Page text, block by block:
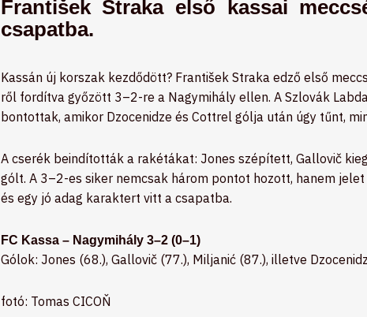
František Straka első kassai
csapatba.
Kassán új korszak kezdődött? František Straka edző első
ről fordítva győzött 3–2-re a Nagymihály ellen. A Szlovák
bontottak, amikor Dzocenidze és Cottrel gólja után úgy tűnt,
A cserék beindították a rakétákat: Jones szépített, Gallovič
gólt. A 3–2-es siker nemcsak három pontot hozott, hanem
és egy jó adag karaktert vitt a csapatba.
FC Kassa – Nagymihály 3–2 (0–1)
Gólok: Jones (68.), Gallovič (77.), Miljanić (87.), illetve
fotó: Tomas CICOŇ